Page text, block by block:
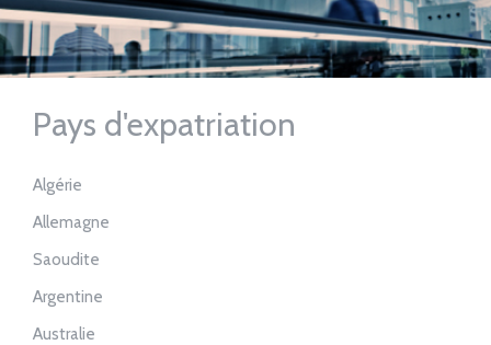
Pays d'expatriation
Algérie
Allemagne
Saoudite
Argentine
Australie